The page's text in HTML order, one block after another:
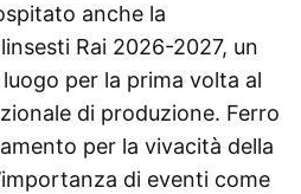
anche la
Rai 2026-2027, un
per la prima volta al
di produzione. Ferro
per la vivacità della
di eventi come